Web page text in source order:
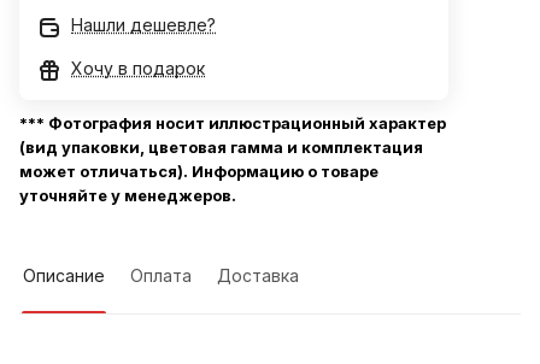
Нашли дешевле?
Хочу в подарок
*** Фотография носит иллюстрационный характер
(вид упаковки, цветовая гамма и комплектация
может отличаться). Информацию о товаре
уточняйте у менеджеров.
Описание Оплата Доставка